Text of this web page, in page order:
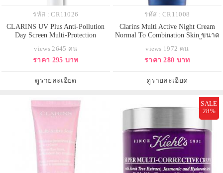
รหัส : CR11026
CLARINS UV Plus Anti-Pollution
Day Screen Multi-Protection
#Fairness เฉดสี Baby Blue สีฟ้าอ่อน
ธรรมชาติ เหมาะกับคนที่ต้องการ
ลง และให้ผิวดูมีประกาย ครีม
กันแดดที่ปรับให้ผิวสว่างกระจ่างใส
views 2645 คน
ราคา 295 บาท
ดูรายละเอียด
รหัส : CR11008
Clarins Multi Active Night Cream
Normal To Combination Skin ขนาด
สำหรับผิวมัน-ผิวธรรมดา ฟื้นบำรุง
ผิวยามค่ำคืน ชะลอการเกิดริ้วรอย
สบายผิว โดยไม่ก่อให้เกิดความมัน
ส่วนเกิน ให้ผิวได้รับการผ
views 1972 คน
ราคา 280 บาท
ดูรายละเอียด
SALE
28%